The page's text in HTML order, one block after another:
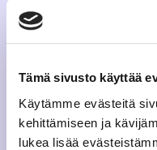
Tämä sivusto käyttää
Käytämme evästeitä
kehittämiseen ja
lukea lisää
opiskelijayhteisöä,
opiskelijakunnan
sinulle itse, tai
Slicen kautta. Slice on
joka kokoaa tuhansia
toimien jo noin 140
riippuvaisia siitä, millä